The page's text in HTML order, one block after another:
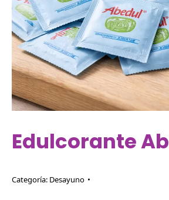
Edulcorante
Categoría: Desayuno